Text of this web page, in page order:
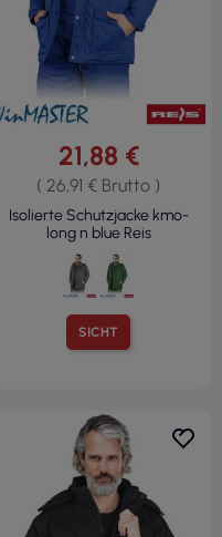
SICHT
21,88 €
( 26,91 € Brutto )
Isolierte Schutzjacke kmo-
long n blue Reis